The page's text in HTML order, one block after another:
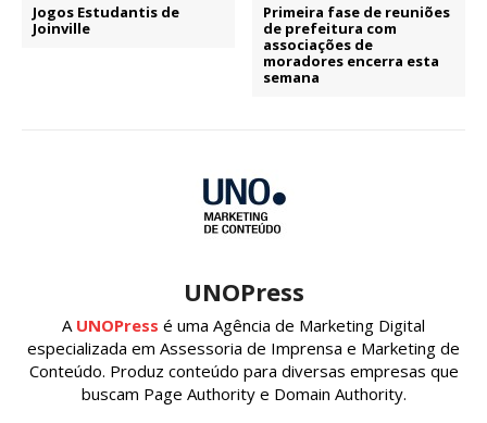
Jogos Estudantis de
Joinville
Primeira fase de reuniões
de prefeitura com
associações de
moradores encerra esta
semana
UNOPress
A UNOPress é uma Agência de Marketing Digital
especializada em Assessoria de Imprensa e Marketing de
Conteúdo. Produz conteúdo para diversas empresas que
buscam Page Authority e Domain Authority.